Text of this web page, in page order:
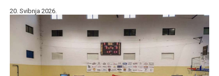
20. Svibnja 2026.